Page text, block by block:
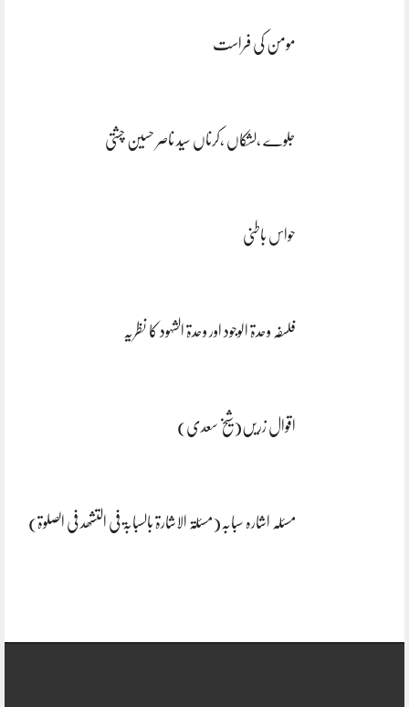
مومن کی فراست
جلوے ،لشکاں ،کرناں سید ناصر حسین چشتی
حواس باطنی
فلسفہ وحدۃ الوجود اور وحدۃ الشہود کا نظریہ
اقوال زریں(شیخ سعدی)
مسئلہ اشارہ سبابہ(مسئلۃ الاشارۃ بالسبابۃ فی التشھد فی الصلوۃ)